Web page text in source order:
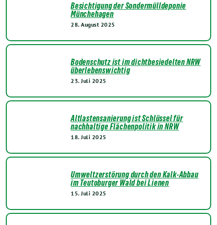
Besichtigung der Sondermülldeponie
Münchehagen
28. August 2025
Bodenschutz ist im dichtbesiedelten NRW
überlebenswichtig
23. Juli 2025
Altlastensanierung ist Schlüssel für
nachhaltige Flächenpolitik in NRW
18. Juli 2025
Umweltzerstörung durch den Kalk-Abbau
im Teutoburger Wald bei Lienen
15. Juli 2025